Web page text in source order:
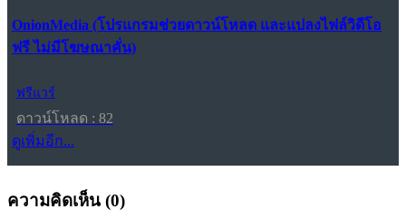
OnionMedia (โปรแกรมช่วยดาวน์โหลด และแปลงไฟล์วิดีโอ
ฟรี ไม่มีโฆษณาคั่น)
ฟรีแวร์
ดาวน์โหลด : 82
ดูเพิ่มอีก...
ความคิดเห็น (0)